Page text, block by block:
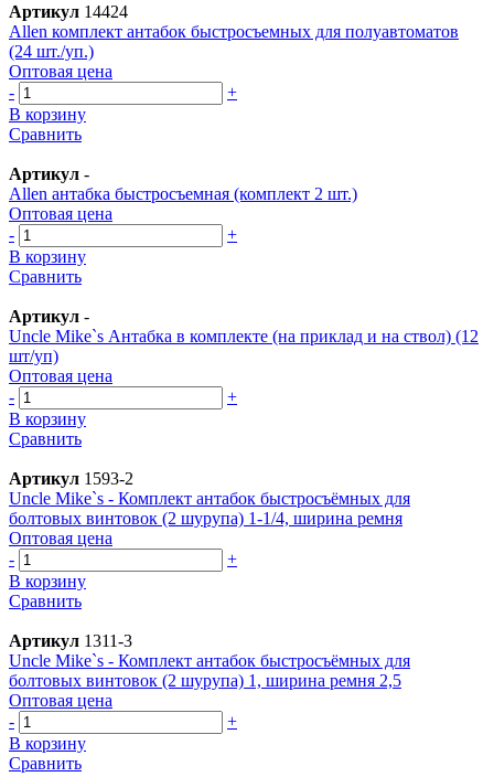
Артикул 14424
Allen комплект антабок быстросъемных для полуавтоматов
(24 шт./уп.)
Оптовая цена
-
+
В корзину
Сравнить
Артикул -
Allen антабка быстросъемная (комплект 2 шт.)
Оптовая цена
-
+
В корзину
Сравнить
Артикул -
Uncle Mike`s Антабка в комплекте (на приклад и на ствол) (12
шт/уп)
Оптовая цена
-
+
В корзину
Сравнить
Артикул 1593-2
Uncle Mike`s - Комплект антабок быстросъёмных для
болтовых винтовок (2 шурупа) 1-1/4, ширина ремня
Оптовая цена
-
+
В корзину
Сравнить
Артикул 1311-3
Uncle Mike`s - Комплект антабок быстросъёмных для
болтовых винтовок (2 шурупа) 1, ширина ремня 2,5
Оптовая цена
-
+
В корзину
Сравнить